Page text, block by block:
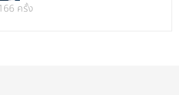
ครั้ง